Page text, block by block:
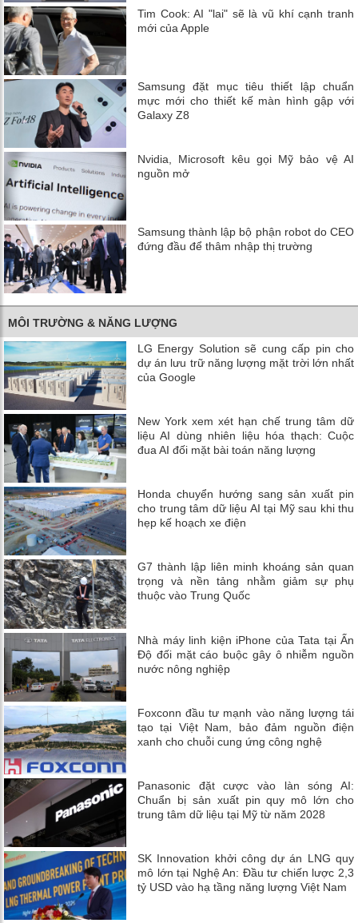
Tim Cook: AI "lai" sẽ là vũ khí cạnh tranh
mới của Apple
Samsung đặt mục tiêu thiết lập chuẩn
mực mới cho thiết kế màn hình gập với
Galaxy Z8
Nvidia, Microsoft kêu gọi Mỹ bảo vệ AI
nguồn mở
Samsung thành lập bộ phận robot do CEO
đứng đầu để thâm nhập thị trường
MÔI TRƯỜNG & NĂNG LƯỢNG
LG Energy Solution sẽ cung cấp pin cho
dự án lưu trữ năng lượng mặt trời lớn nhất
của Google
New York xem xét hạn chế trung tâm dữ
liệu AI dùng nhiên liệu hóa thạch: Cuộc
đua AI đối mặt bài toán năng lượng
Honda chuyển hướng sang sản xuất pin
cho trung tâm dữ liệu AI tại Mỹ sau khi thu
hẹp kế hoạch xe điện
G7 thành lập liên minh khoáng sản quan
trọng và nền tảng nhằm giảm sự phụ
thuộc vào Trung Quốc
Nhà máy linh kiện iPhone của Tata tại Ấn
Độ đối mặt cáo buộc gây ô nhiễm nguồn
nước nông nghiệp
Foxconn đầu tư mạnh vào năng lượng tái
tạo tại Việt Nam, bảo đảm nguồn điện
xanh cho chuỗi cung ứng công nghệ
Panasonic đặt cược vào làn sóng AI:
Chuẩn bị sản xuất pin quy mô lớn cho
trung tâm dữ liệu tại Mỹ từ năm 2028
SK Innovation khởi công dự án LNG quy
mô lớn tại Nghệ An: Đầu tư chiến lược 2,3
tỷ USD vào hạ tầng năng lượng Việt Nam